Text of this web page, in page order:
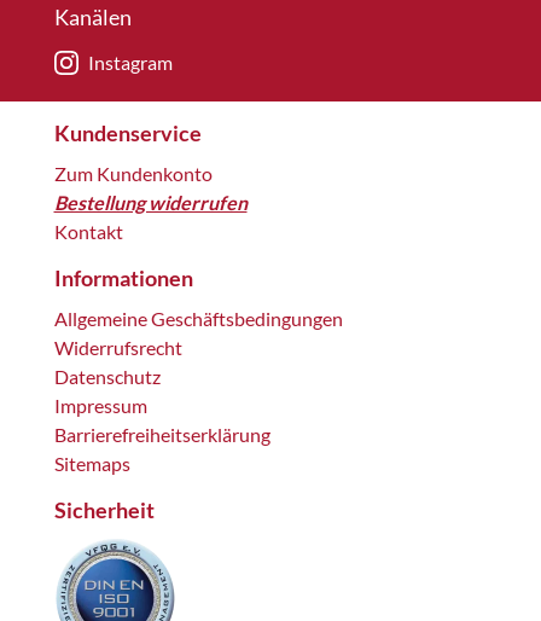
Kanälen
Instagram
Kundenservice
Zum Kundenkonto
Bestellung widerrufen
Kontakt
Informationen
Allgemeine Geschäftsbedingungen
Widerrufsrecht
Datenschutz
Impressum
Barrierefreiheitserklärung
Sitemaps
Sicherheit